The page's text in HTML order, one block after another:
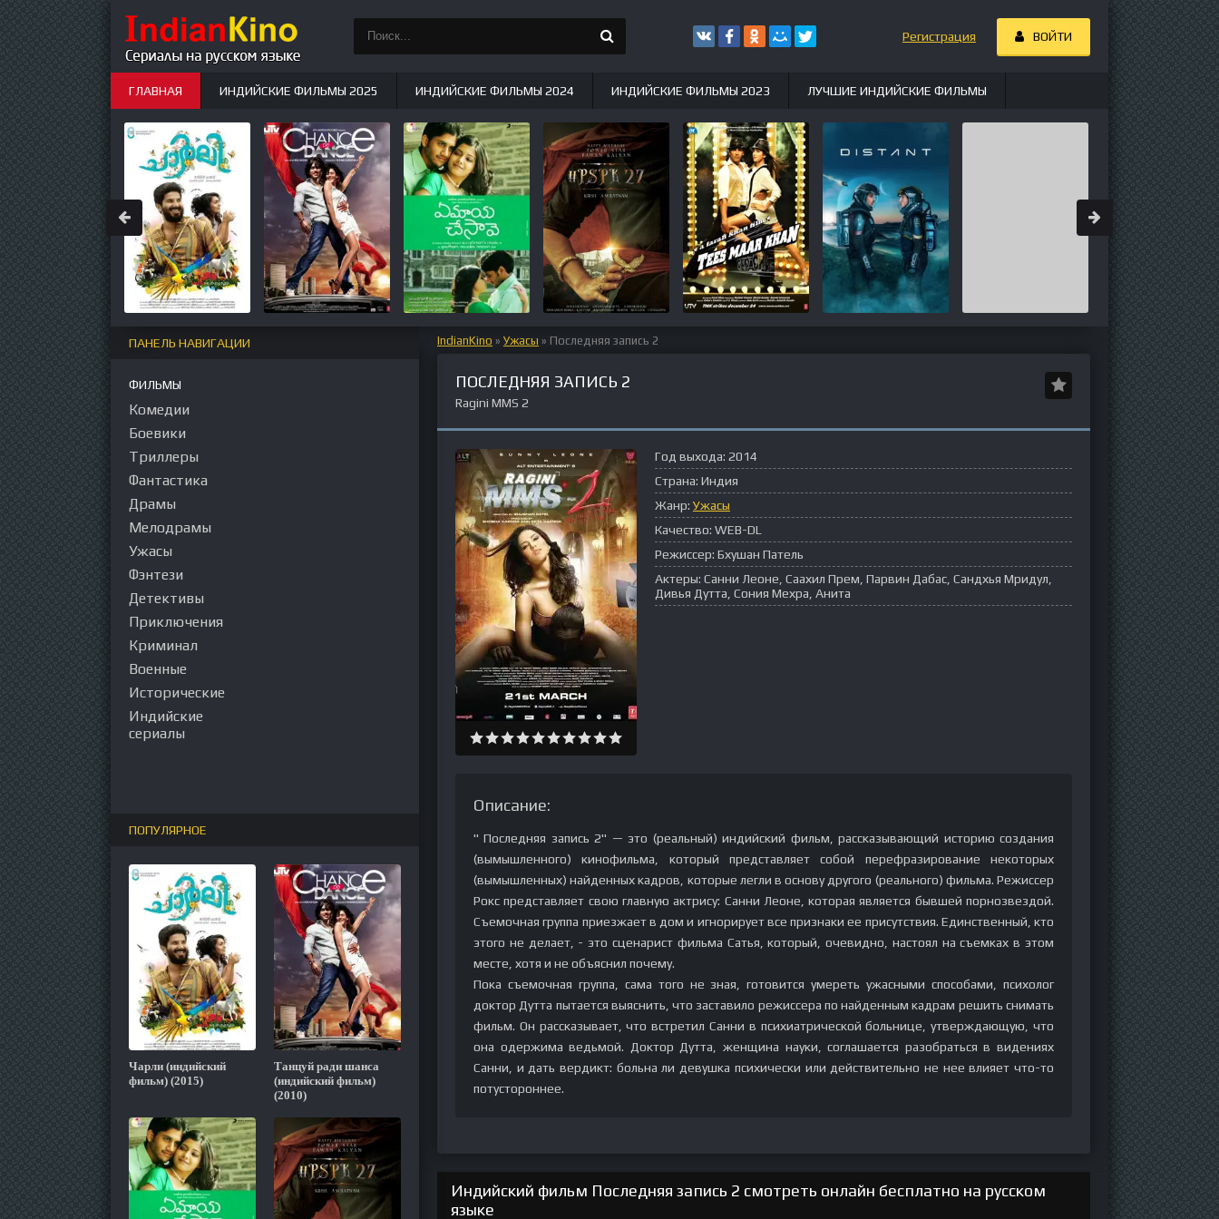
IndianKino » Ужасы » Последняя запись 2
ПОСЛЕДНЯЯ ЗАПИСЬ 2
Ragini MMS 2
Год выхода: 2014
Страна: Индия
Жанр: Ужасы
Качество: WEB-DL
Режиссер: Бхушан Патель
Актеры: Санни Леоне, Саахил Прем, Парвин Дабас, Сандхья Мридул,
Дивья Дутта, Сония Мехра, Анита
Описание:
" Последняя запись 2" — это (реальный) индийский фильм, рассказывающий историю создания
(вымышленного) кинофильма, который представляет собой перефразирование некоторых
(вымышленных) найденных кадров, которые легли в основу другого (реального) фильма. Режиссер
Рокс представляет свою главную актрису: Санни Леоне, которая является бывшей порнозвездой.
Съемочная группа приезжает в дом и игнорирует все признаки ее присутствия. Единственный, кто
этого не делает, - это сценарист фильма Сатья, который, очевидно, настоял на съемках в этом
месте, хотя и не объяснил почему.
Пока съемочная группа, сама того не зная, готовится умереть ужасными способами, психолог
доктор Дутта пытается выяснить, что заставило режиссера по найденным кадрам решить снимать
фильм. Он рассказывает, что встретил Санни в психиатрической больнице, утверждающую, что
она одержима ведьмой. Доктор Дутта, женщина науки, соглашается разобраться в видениях
Санни, и дать вердикт: больна ли девушка психически или действительно не нее влияет что-то
потустороннее.
Индийский фильм Последняя запись 2 смотреть онлайн бесплатно на русском
языке
ПАНЕЛЬ НАВИГАЦИИ
ФИЛЬМЫ
Комедии
Боевики
Триллеры
Фантастика
Драмы
Мелодрамы
Ужасы
Фэнтези
Детективы
Приключения
Криминал
Военные
Исторические
Индийские
сериалы
ПОПУЛЯРНОЕ
Чарли (индийский
фильм) (2015)
Танцуй ради шанса
(индийский фильм)
(2010)
Регистрация ВОЙТИ
ГЛАВНАЯ ИНДИЙСКИЕ ФИЛЬМЫ 2025 ИНДИЙСКИЕ ФИЛЬМЫ 2024 ИНДИЙСКИЕ ФИЛЬМЫ 2023 ЛУЧШИЕ ИНДИЙСКИЕ ФИЛЬМЫ
ИНДИЙСКИЕ СЕРИАЛЫ НОВЫЕ